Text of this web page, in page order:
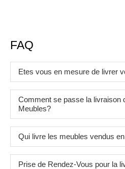
FAQ
Etes vous en mesure de livrer
Comment se passe la livraison
Meubles?
Qui livre les meubles vendus
Prise de Rendez-Vous pour la